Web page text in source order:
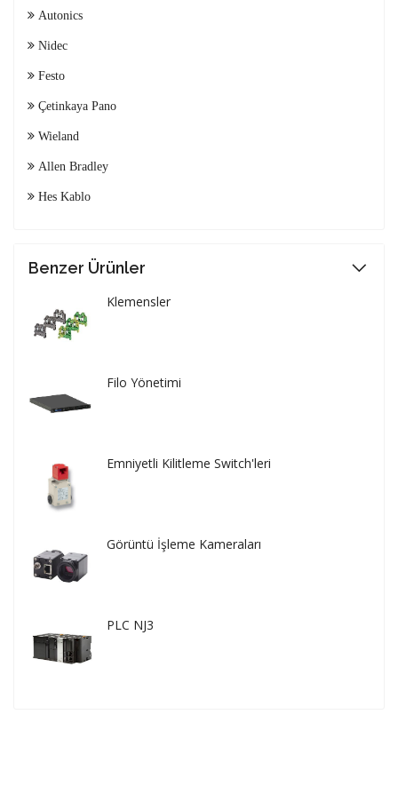
Autonics
Nidec
Festo
Çetinkaya Pano
Wieland
Allen Bradley
Hes Kablo
Benzer Ürünler
Klemensler
Filo Yönetimi
Emniyetli Kilitleme Switch'leri
Görüntü İşleme Kameraları
PLC NJ3